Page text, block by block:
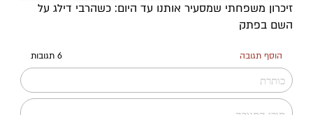
זיכרון משפחתי שמסעיר אותנו עד היום: כשהרבי דילג על
השם בפתק
הוסף תגובה 6 תגובות